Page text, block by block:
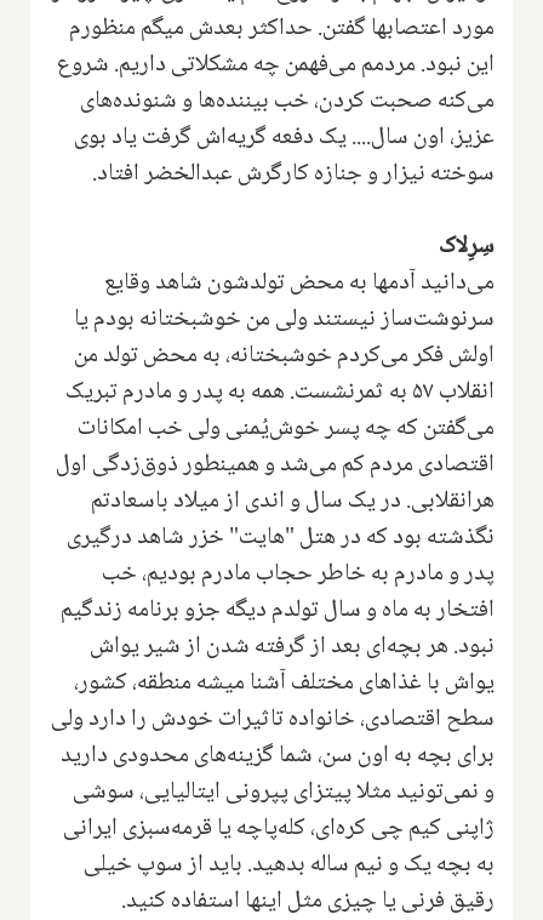
مورد اعتصابها گفتن. حداکثر بعدش میگم منظورم
این نبود. مردمم می‌فهمن چه مشکلاتی داریم. شروع
می‌کنه صحبت کردن‌، خب بیننده‌ها و شنونده‌های
عزیز، اون سال.... یک دفعه گریه‌اش گرفت یاد بوی
سوخته نیزار و جنازه کارگرش عبدالخضر افتاد.
سِرِلاک
می‌دانید آدمها به محض تولدشون شاهد وقایع
سرنوشت‌ساز نیستند ولی من خوشبختانه بودم یا
اولش فکر می‌کردم خوشبختانه، به محض تولد من
انقلاب ۵۷ به ثمرنشست. همه به پدر و مادرم تبریک
می‌گفتن که چه پسر خوش‌یُمنی ولی خب امکانات
اقتصادی مردم کم می‌شد و همینطور ذوق‌زدگی اول
هرانقلابی. در یک سال و اندی از میلاد باسعادتم
نگذشته بود که در هتل "هایت" خزر شاهد درگیری
پدر و مادرم به خاطر حجاب مادرم بودیم، خب
افتخار به ماه و سال تولدم دیگه جزو برنامه زندگیم
نبود. هر بچه‌ای بعد از گرفته شدن از شیر یواش
یواش با غذاهای مختلف آشنا میشه منطقه، کشور،
سطح اقتصادی، خانواده تاثیرات خودش را دارد ولی
برای بچه به اون سن، شما گزینه‌های محدودی دارید
و نمی‌تونید مثلا پیتزای پپرونی ایتالیایی، سوشی
ژاپنی کیم چی کره‌ای، کله‌پاچه یا قرمه‌سبزی ایرانی
به بچه یک و نیم ساله بدهید. باید از سوپ خیلی
رقیق فرنی یا چیزی مثل اینها استفاده کنید.